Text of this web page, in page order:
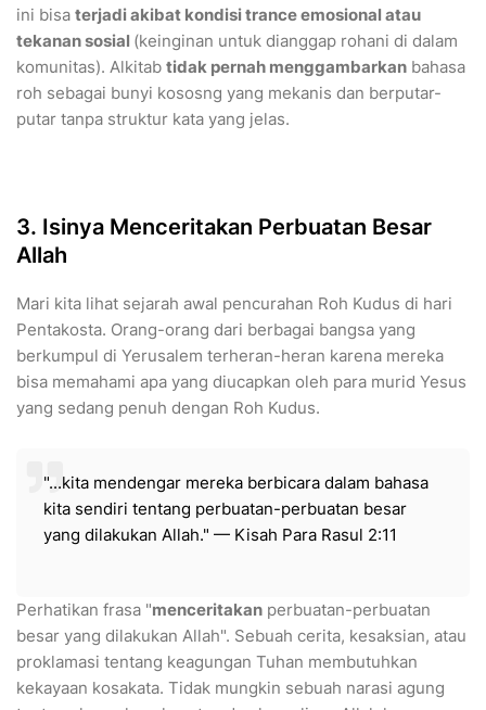
ini bisa terjadi akibat kondisi trance emosional atau
tekanan sosial (keinginan untuk dianggap rohani di dalam
komunitas). Alkitab tidak pernah menggambarkan bahasa
roh sebagai bunyi kososng yang mekanis dan berputar-
putar tanpa struktur kata yang jelas.
3. Isinya Menceritakan Perbuatan Besar
Allah
​Mari kita lihat sejarah awal pencurahan Roh Kudus di hari
Pentakosta. Orang-orang dari berbagai bangsa yang
berkumpul di Yerusalem terheran-heran karena mereka
bisa memahami apa yang diucapkan oleh para murid Yesus
yang sedang penuh dengan Roh Kudus.
​"...kita mendengar mereka berbicara dalam bahasa
kita sendiri tentang perbuatan-perbuatan besar
yang dilakukan Allah." — Kisah Para Rasul 2:11
​Perhatikan frasa "menceritakan perbuatan-perbuatan
besar yang dilakukan Allah". Sebuah cerita, kesaksian, atau
proklamasi tentang keagungan Tuhan membutuhkan
kekayaan kosakata. Tidak mungkin sebuah narasi agung